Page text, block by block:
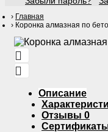
Главная
Коронка алмазная по
Описание
Отзывы 0